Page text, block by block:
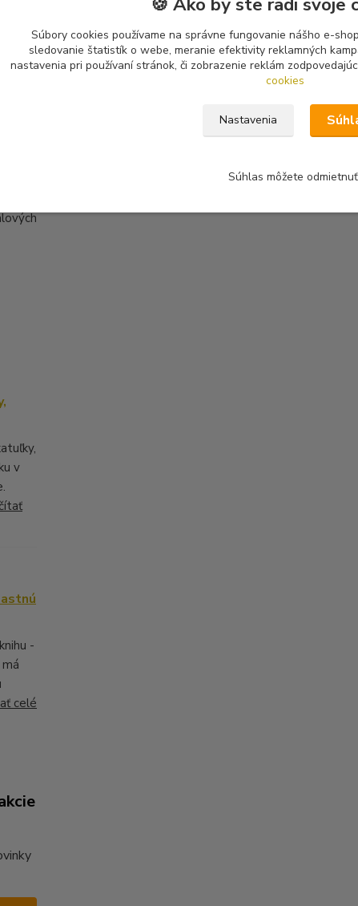
v
-
celé
Súbory cookies používame na správne fungovanie nášho e-
sledovanie štatistík o webe, meranie efektivity reklamných
nastavenia pri používaní stránok, či zobrazenie reklám
cookies
Nastavenia
Súhlas môžete odmietnuť